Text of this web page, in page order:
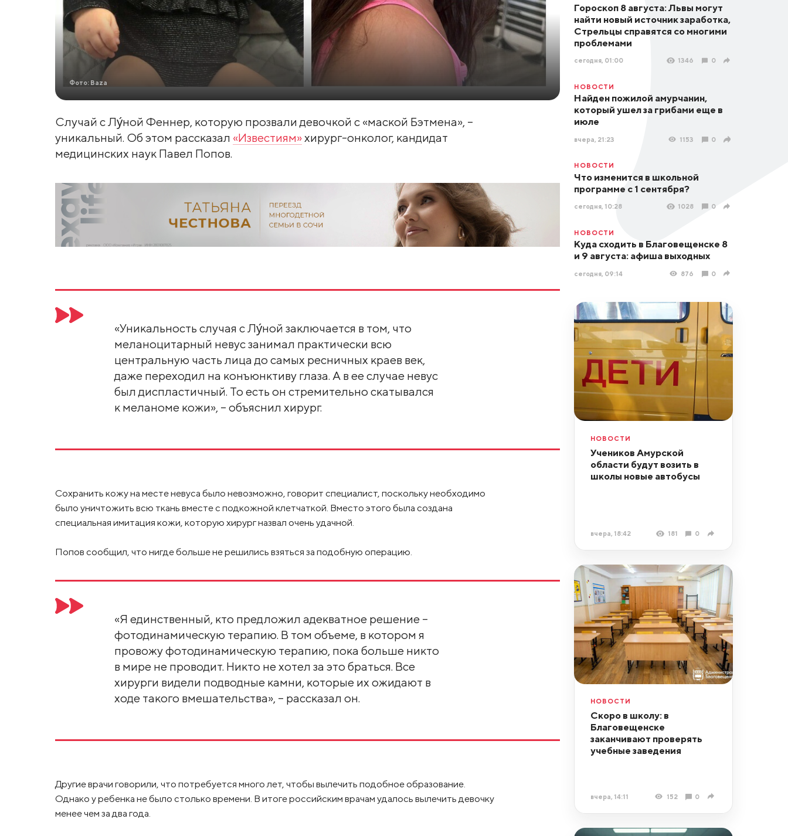
Фото: Baza
Случай с Лу́ной Феннер, которую прозвали девочкой с «маской Бэтмена», –
уникальный. Об этом рассказал «Известиям»хирург-онколог, кандидат
медицинских наук Павел Попов.
«Уникальность случая с Лу́ной заключается в том, что
меланоцитарный невус занимал практически всю
центральную часть лица до самых ресничных краев век,
даже переходил на конъюнктиву глаза. А в ее случае невус
был диспластичный. То есть он стремительно скатывался
к меланоме кожи», – объяснил хирург.
Сохранить кожу на месте невуса было невозможно, говорит специалист, поскольку необходимо
было уничтожить всю ткань вместе с подкожной клетчаткой. Вместо этого была создана
специальная имитация кожи, которую хирург назвал очень удачной.
Попов сообщил, что нигде больше не решились взяться за подобную операцию.
«Я единственный, кто предложил адекватное решение –
фотодинамическую терапию. В том объеме, в котором я
провожу фотодинамическую терапию, пока больше никто
в мире не проводит. Никто не хотел за это браться. Все
хирурги видели подводные камни, которые их ожидают в
ходе такого вмешательства», – рассказал он.
Другие врачи говорили, что потребуется много лет, чтобы вылечить подобное образование.
Однако у ребенка не было столько времени. В итоге российским врачам удалось вылечить девочку
менее чем за два года.
Гороскоп 8 августа: Львы могут
найти новый источник заработка,
Стрельцы справятся со многими
проблемами
сегодня, 01:00 1346 0
НОВОСТИ
Найден пожилой амурчанин,
который ушел за грибами еще в
июле
вчера, 21:23 1153 0
НОВОСТИ
Что изменится в школьной
программе с 1 сентября?
сегодня, 10:28 1028 0
НОВОСТИ
Куда сходить в Благовещенске 8
и 9 августа: афиша выходных
сегодня, 09:14 876 0
НОВОСТИ
Учеников Амурской
области будут возить в
школы новые автобусы
вчера, 18:42 181 0
НОВОСТИ
Скоро в школу: в
Благовещенске
заканчивают проверять
учебные заведения
вчера, 14:11 152 0